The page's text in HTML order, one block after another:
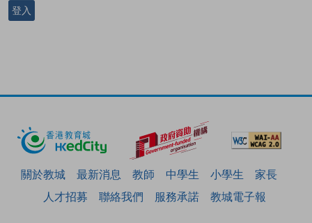
登入
關於教城 最新消息 教師 中學生 小學生
家長
人才招募
聯絡我們 服務承諾 教城電子報